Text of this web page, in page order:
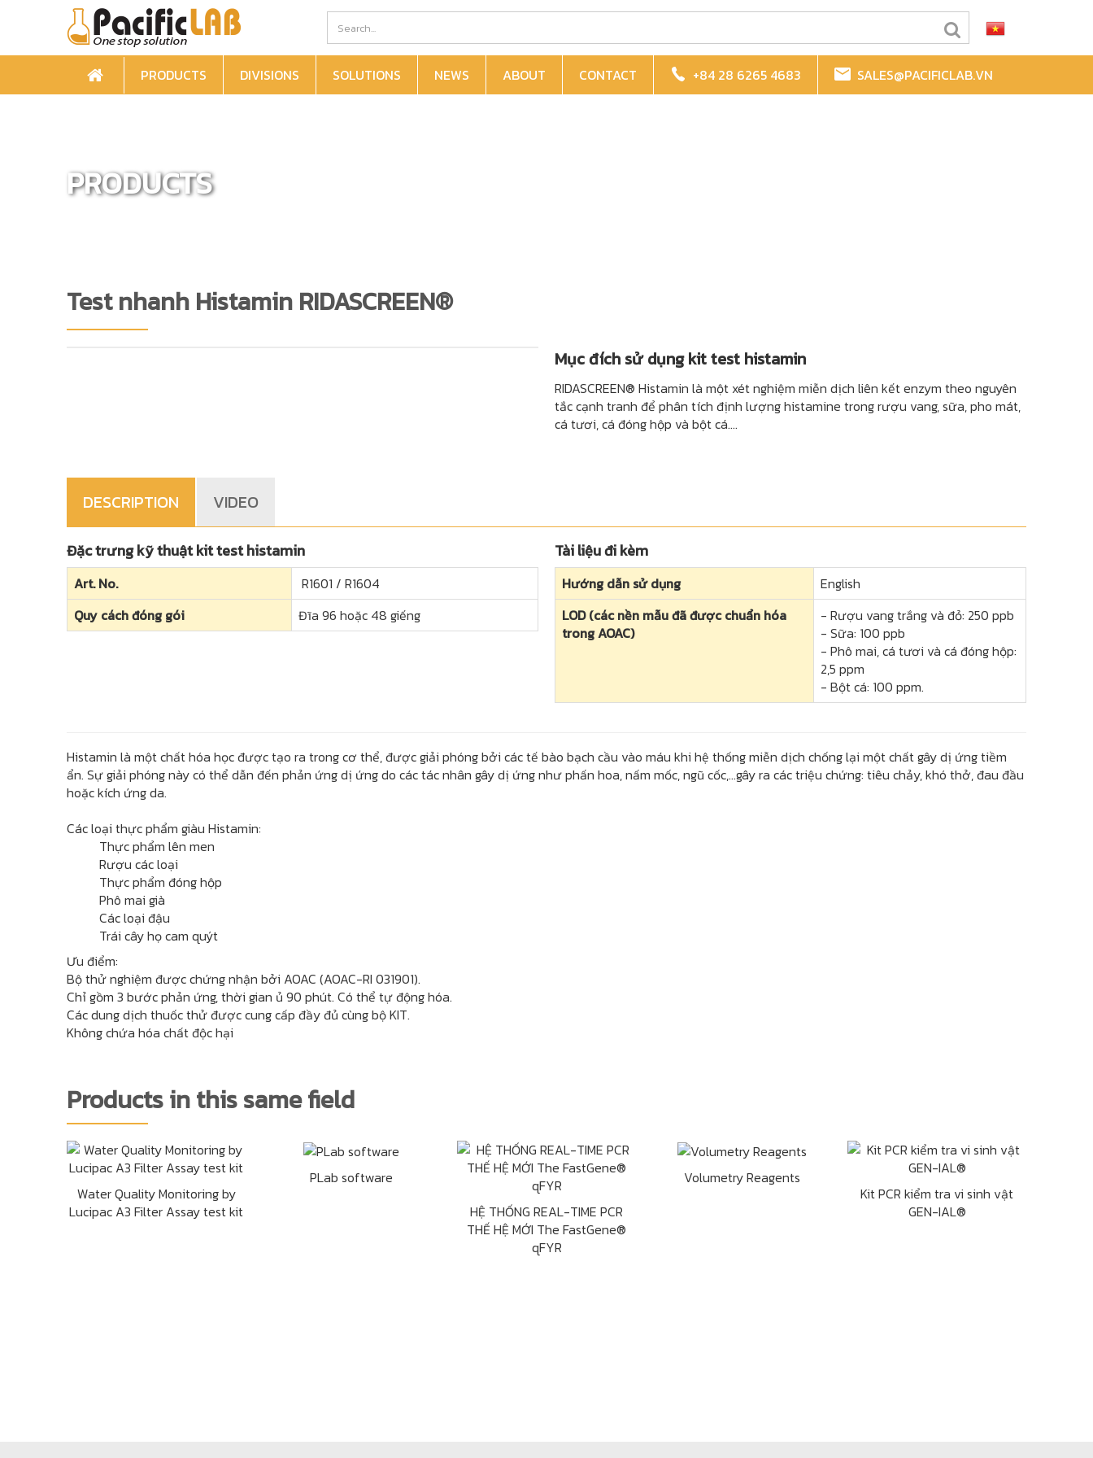
PRODUCTS DIVISIONS SOLUTIONS NEWS ABOUT CONTACT +84 28 6265 4683 SALES@PACIFICLAB.VN
PRODUCTS
Test nhanh Histamin RIDASCREEN®
Mục đích sử dụng kit test histamin
RIDASCREEN® Histamin là một xét nghiệm miễn dịch liên kết enzym theo nguyên
tắc cạnh tranh để phân tích định lượng histamine trong rượu vang, sữa, pho mát,
cá tươi, cá đóng hộp và bột cá....
DESCRIPTION VIDEO
Đặc trưng kỹ thuật kit test histamin
Art. No.
R1601 / R1604
Quy cách đóng gói
Đĩa 96 hoặc 48 giếng
Tài liệu đi kèm
Hướng dẫn sử dụng
English
LOD (các nền mẫu đã được chuẩn hóa
trong AOAC)
- Rượu vang trắng và đỏ: 250 ppb
- Sữa: 100 ppb
- Phô mai, cá tươi và cá đóng hộp:
2,5 ppm
- Bột cá: 100 ppm.
​Histamin là một chất hóa học được tạo ra trong cơ thể, được giải phóng bởi các tế bào bạch cầu vào máu khi hệ thống miễn dịch chống lại một chất gây dị ứng tiềm
ẩn. Sự giải phóng này có thể dẫn đến phản ứng dị ứng do các tác nhân gây dị ứng như phấn hoa, nấm mốc, ngũ cốc,...gây ra các triệu chứng: tiêu chảy, khó thở, đau đầu
hoặc kích ứng da.
Các loại thực phẩm giàu Histamin:
Thực phẩm lên men
Rượu các loại
Thực phẩm đóng hộp
Phô mai già
Các loại đậu
Trái cây họ cam quýt
Ưu điểm:
Bộ thử nghiệm được chứng nhận bởi AOAC (AOAC-RI 031901).
Chỉ gồm 3 bước phản ứng, thời gian ủ 90 phút. Có thể tự động hóa.
Các dung dịch thuốc thử được cung cấp đầy đủ cùng bộ KIT.
Không chứa hóa chất độc hại
Products in this same field
Water Quality Monitoring by
Lucipac A3 Filter Assay test kit
PLab software
HỆ THỐNG REAL-TIME PCR
THẾ HỆ MỚI The FastGene®
qFYR
Volumetry Reagents
Kit PCR kiểm tra vi sinh vật
GEN-IAL®